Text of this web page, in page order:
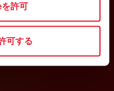
許可
可する